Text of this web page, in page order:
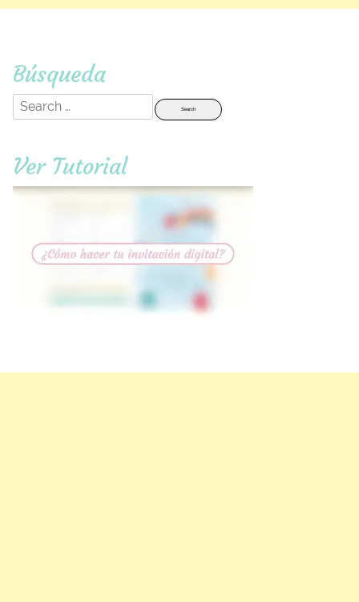
Búsqueda
Search
for:
Ver Tutorial